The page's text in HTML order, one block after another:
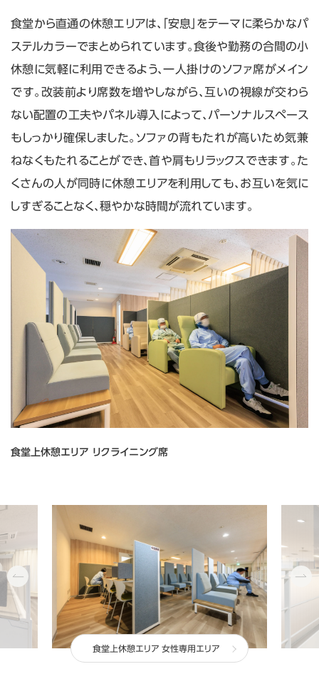
食堂から直通の休憩エリアは、「安息」をテーマに柔らかなパ
ステルカラーでまとめられています。食後や勤務の合間の小
休憩に気軽に利用できるよう、一人掛けのソファ席がメイン
です。改装前より席数を増やしながら、互いの視線が交わら
ない配置の工夫やパネル導入によって、パーソナルスペース
もしっかり確保しました。ソファの背もたれが高いため気兼
ねなくもたれることができ、首や肩もリラックスできます。た
くさんの人が同時に休憩エリアを利用しても、お互いを気に
しすぎることなく、穏やかな時間が流れています。
食堂上休憩エリア リクライニング席
食堂上休憩エリア 女性専用エリア